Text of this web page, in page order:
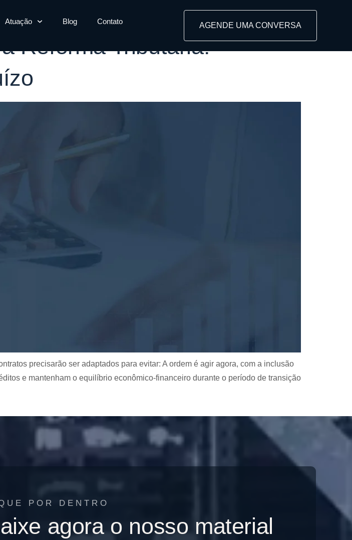
Atuação Blog Contato AGENDE UMA CONVERSA
Reforma Tributária:
precisarão ser adaptados para evitar: A ordem é agir agora, com a inclusão
e mantenham o equilíbrio econômico-financeiro durante o período de transição
POR DENTRO
agora o nosso material